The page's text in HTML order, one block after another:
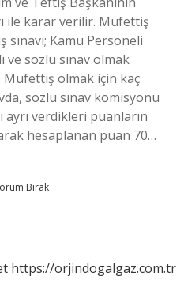
ile karar verilir. Müfettiş
sınavı; Kamu Personeli
ve sözlü sınav olmak
Müfettiş olmak için kaç
sözlü sınav komisyonu
ayrı verdikleri puanların
hesaplanan puan 70…
Bırak
https://orjindogalgaz.com.tr